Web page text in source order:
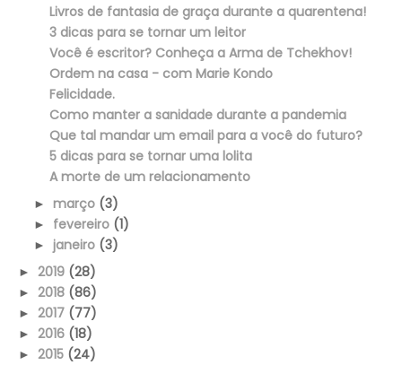
Livros de fantasia de graça durante a quarentena!
3 dicas para se tornar um leitor
Você é escritor? Conheça a Arma de Tchekhov!
Ordem na casa - com Marie Kondo
Felicidade.
Como manter a sanidade durante a pandemia
Que tal mandar um email para a você do futuro?
5 dicas para se tornar uma lolita
A morte de um relacionamento
► março (3)
► fevereiro (1)
► janeiro (3)
► 2019 (28)
► 2018 (86)
► 2017 (77)
► 2016 (18)
► 2015 (24)